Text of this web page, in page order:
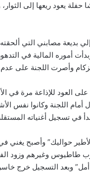
حفلة يعود ريعها إلى
بديعة مصابني التي
أموره المالية في
وأصرت اللجنة على عدم
للإذاعة مرة في
أمام اللجنة وكانوا نفس
في تسجيل أغنياته
حواليك” وأصبح يغني
طاطيوس وغيرهم وزود
أمل” وبعد التسجيل خرج